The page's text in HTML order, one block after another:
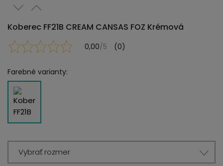
Koberec FF21B CREAM CANSAS FOZ Krémová
0,00/5 (0)
Farebné varianty:
Vybrať rozmer